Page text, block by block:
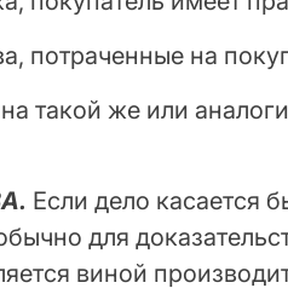
потраченные на
такой же или
Если дело касается
для
виной